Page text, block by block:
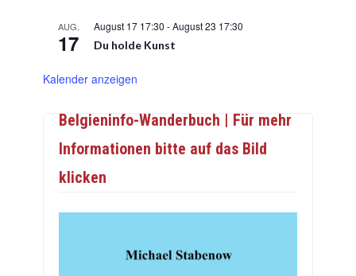
AUG.
17
August 17 17:30 -August 23 17:30
Du holde Kunst
Kalender anzeigen
Belgieninfo-Wanderbuch | Für mehr
Informationen bitte auf das Bild
klicken